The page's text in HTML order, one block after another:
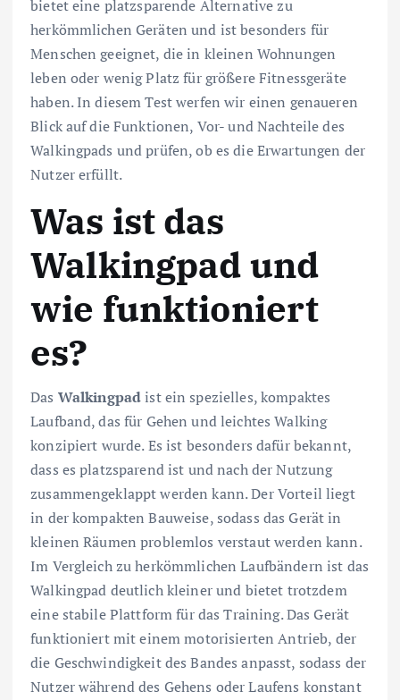
bietet eine platzsparende Alternative zu
herkömmlichen Geräten und ist besonders für
Menschen geeignet, die in kleinen Wohnungen
leben oder wenig Platz für größere Fitnessgeräte
haben. In diesem Test werfen wir einen genaueren
Blick auf die Funktionen, Vor- und Nachteile des
Walkingpads und prüfen, ob es die Erwartungen der
Nutzer erfüllt.
Was ist das
Walkingpad und
wie funktioniert
es?
Das Walkingpadist ein spezielles, kompaktes
Laufband, das für Gehen und leichtes Walking
konzipiert wurde. Es ist besonders dafür bekannt,
dass es platzsparend ist und nach der Nutzung
zusammengeklappt werden kann. Der Vorteil liegt
in der kompakten Bauweise, sodass das Gerät in
kleinen Räumen problemlos verstaut werden kann.
Im Vergleich zu herkömmlichen Laufbändern ist das
Walkingpad deutlich kleiner und bietet trotzdem
eine stabile Plattform für das Training. Das Gerät
funktioniert mit einem motorisierten Antrieb, der
die Geschwindigkeit des Bandes anpasst, sodass der
Nutzer während des Gehens oder Laufens konstant